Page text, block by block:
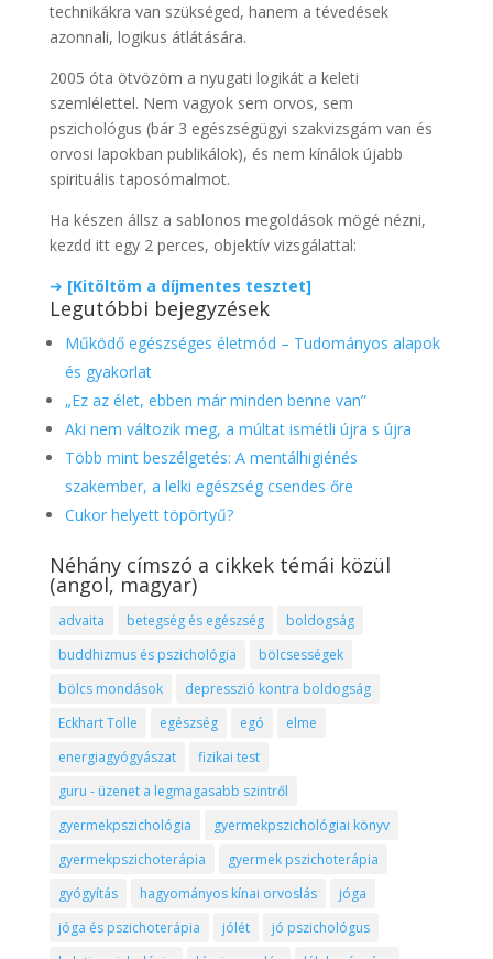
technikákra van szükséged, hanem a tévedések
azonnali, logikus átlátására.
2005 óta ötvözöm a nyugati logikát a keleti
szemlélettel. Nem vagyok sem orvos, sem
pszichológus (bár 3 egészségügyi szakvizsgám van és
orvosi lapokban publikálok), és nem kínálok újabb
spirituális taposómalmot.
Ha készen állsz a sablonos megoldások mögé nézni,
kezdd itt egy 2 perces, objektív vizsgálattal:
➔ [Kitöltöm a díjmentes tesztet]
Legutóbbi bejegyzések
Működő egészséges életmód – Tudományos alapok
és gyakorlat
„Ez az élet, ebben már minden benne van”
Aki nem változik meg, a múltat ismétli újra s újra
Több mint beszélgetés: A mentálhigiénés
szakember, a lelki egészség csendes őre
Cukor helyett töpörtyű?
Néhány címszó a cikkek témái közül
(angol, magyar)
advaita betegség és egészség
boldogság
buddhizmus és pszichológia
bölcsességek
bölcs mondások
depresszió kontra boldogság
Eckhart Tolle
egészség egó
elme
energiagyógyászat
fizikai test
guru - üzenet a legmagasabb szintről
gyermekpszichológia
gyermekpszichológiai könyv
gyermekpszichoterápia
gyermek pszichoterápia
gyógyítás
hagyományos kínai orvoslás
jóga
jóga és pszichoterápia
jólét
jó pszichológus